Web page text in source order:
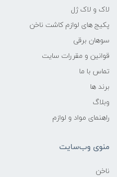
لاک و لاک ژل
پکیج های لوازم کاشت ناخن
سوهان برقی
قوانین و مقررات سایت
تماس با ما
برند ها
وبلاگ
راهنمای مواد و لوازم
منوی وب‌سایت
ناخن